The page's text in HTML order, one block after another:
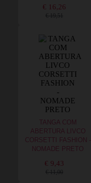
€ 16,26
€ 19,51
TANGA COM
ABERTURA LIVCO
CORSETTI FASHION -
NOMADE PRETO
€ 9,43
€ 11,00